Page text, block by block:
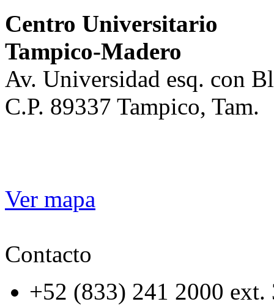
Centro Universitario
Tampico-Madero
Av. Universidad esq. con
C.P. 89337 Tampico, Tam.
Ver mapa
Contacto
+52 (833) 241 2000 ext.